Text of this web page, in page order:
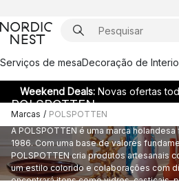
Serviços de mesaDecoração de
Weekend Deals: Novas ofertas
Marcas / POLSPOTTEN
POLSPOTTEN
A POLSPOTTEN é uma marca
1986. Com uma base de valores
POLSPOTTEN cria produtos artesanais
um estilo colorido e colaborações com
encontrará itens como vidros, castiçais,